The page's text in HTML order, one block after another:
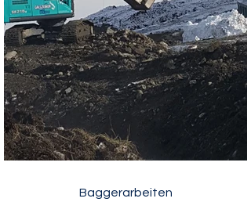
Baggerarbeiten